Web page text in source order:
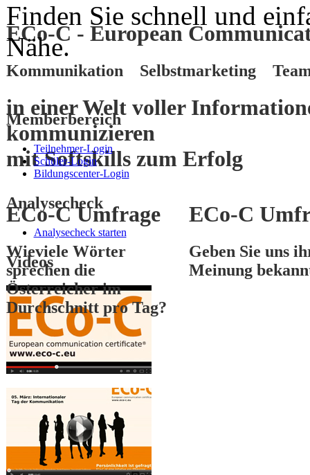
ECo-C - European
Kommunikation Selbstmarketing
in einer Welt voller
kommunizieren
mitSoftskillszum Erfolg
ECo-C Umfrage
Wieviele Wörter
sprechen die
Österreicher im
Durchschnitt pro Tag?
ECo-C
Geben Sie uns
Meinung
3
Finden Sie schnell und
Nähe.
Memberbereich
Teilnehmer-Login
Schüler-Login
Bildungscenter-Login
Analysecheck
Analysecheck starten
Videos